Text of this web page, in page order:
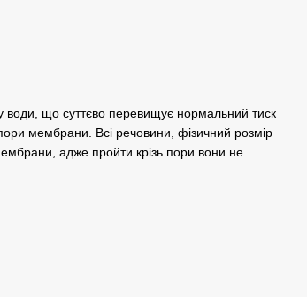
води, що суттєво перевищує нормальний тиск
мембрани. Всі речовини, фізичний розмір
адже пройти крізь пори вони не